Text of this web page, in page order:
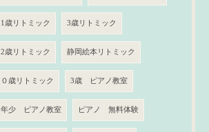
1歳リトミック 3歳リトミック
2歳リトミック 静岡絵本リトミック
０歳リトミック 3歳 ピアノ教室
年少 ピアノ教室 ピアノ 無料体験